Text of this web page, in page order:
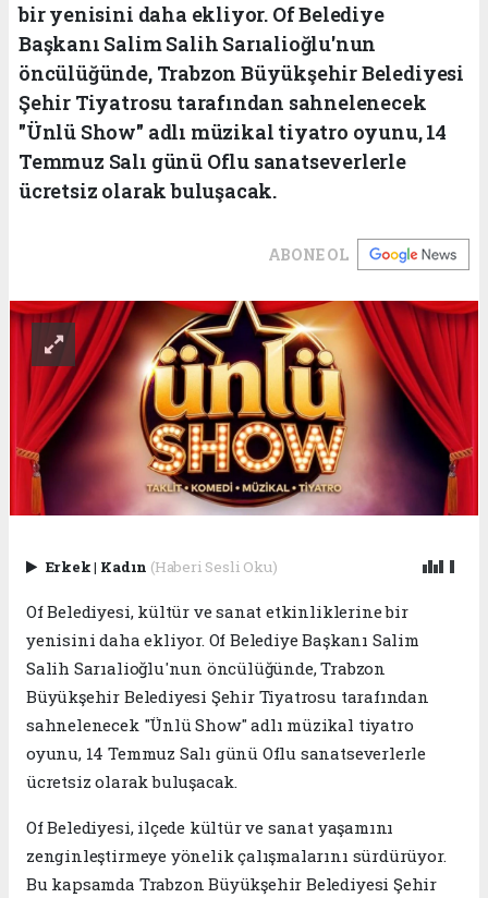
bir yenisini daha ekliyor. Of Belediye
Başkanı Salim Salih Sarıalioğlu'nun
öncülüğünde, Trabzon Büyükşehir Belediyesi
Şehir Tiyatrosu tarafından sahnelenecek
"Ünlü Show" adlı müzikal tiyatro oyunu, 14
Temmuz Salı günü Oflu sanatseverlerle
ücretsiz olarak buluşacak.
ABONE OL
Erkek| Kadın (Haberi Sesli Oku)
Of Belediyesi, kültür ve sanat etkinliklerine bir
yenisini daha ekliyor. Of Belediye Başkanı Salim
Salih Sarıalioğlu'nun öncülüğünde, Trabzon
Büyükşehir Belediyesi Şehir Tiyatrosu tarafından
sahnelenecek "Ünlü Show" adlı müzikal tiyatro
oyunu, 14 Temmuz Salı günü Oflu sanatseverlerle
ücretsiz olarak buluşacak.
Of Belediyesi, ilçede kültür ve sanat yaşamını
zenginleştirmeye yönelik çalışmalarını sürdürüyor.
Bu kapsamda Trabzon Büyükşehir Belediyesi Şehir